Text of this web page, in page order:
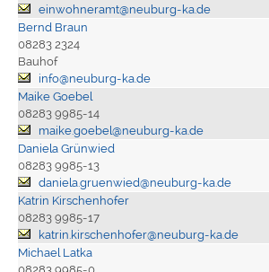
einwohneramt@neuburg-ka.de
Bernd Braun
08283 2324
Bauhof
info@neuburg-ka.de
Maike Goebel
08283 9985-14
maike.goebel@neuburg-ka.de
Daniela Grünwied
08283 9985-13
daniela.gruenwied@neuburg-ka.de
Katrin Kirschenhofer
08283 9985-17
katrin.kirschenhofer@neuburg-ka.de
Michael Latka